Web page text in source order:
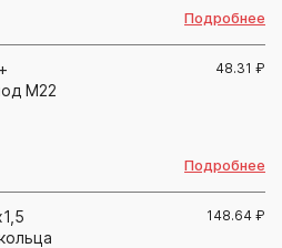
Подробнее
М22
48.31 ₽
Подробнее
148.64 ₽